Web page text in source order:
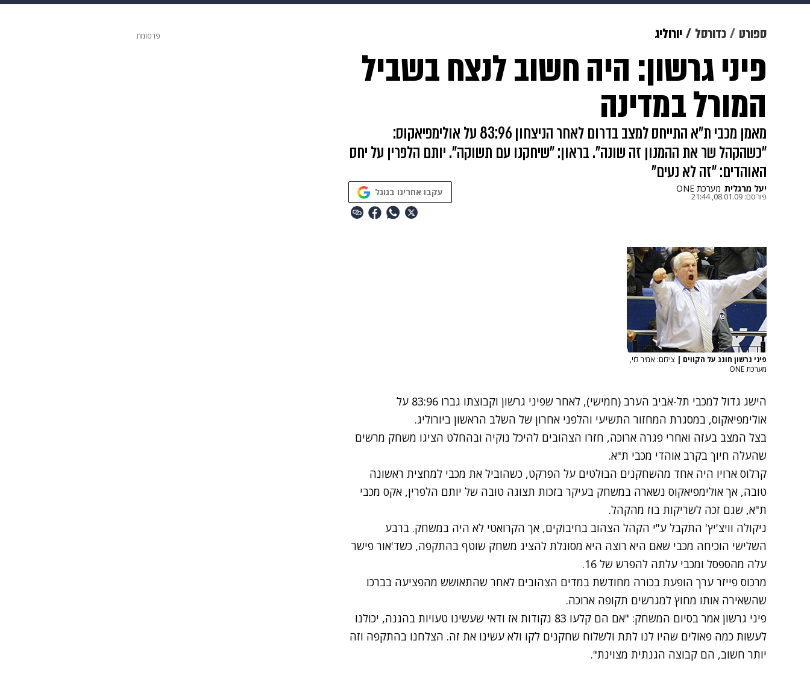
מוזיקה
דיגיטל גאווה ויוה משפט תשעה חודשים מתכונים פרויקטים מיוחדים
ספורט כדורסל יורוליג
פיני גרשון: היה חשוב לנצח בשביל
המורל במדינה
מאמן מכבי ת"א התייחס למצב בדרום לאחר הניצחון 83:96 על אולימפיאקוס:
"כשהקהל שר את ההמנון זה שונה". בראון: "שיחקנו עם תשוקה". יותם הלפרין על יחס
האוהדים: "זה לא נעים"
יעל מרגלית מערכת ONE
פורסם: 08.01.09, 21:44 עקבו אחרינו בגוגל
פיני גרשון חוגג על הקווים | צילום: אמיר לוי,
מערכת ONE
הישג גדול למכבי תל-אביב הערב (חמישי), לאחר שפיני גרשון וקבוצתו גברו 83:96 על
אולימפיאקוס, במסגרת המחזור התשיעי והלפני אחרון של השלב הראשון ביורוליג.
בצל המצב בעזה ואחרי פגרה ארוכה, חזרו הצהובים להיכל נוקיה ובהחלט הציגו משחק מרשים
שהעלה חיוך בקרב אוהדי מכבי ת"א.
קרלוס ארויו היה אחד מהשחקנים הבולטים על הפרקט, כשהוביל את מכבי למחצית ראשונה
טובה, אך אולימפיאקוס נשארה במשחק בעיקר בזכות תצוגה טובה של יותם הלפרין, אקס מכבי
ת"א, שגם זכה לשריקות בוז מהקהל.
ניקולה וויצ'יץ' התקבל ע"י הקהל הצהוב בחיבוקים, אך הקרואטי לא היה במשחק. ברבע
השלישי הוכיחה מכבי שאם היא רוצה היא מסוגלת להציג משחק שוטף בהתקפה, כשד'אור פישר
עלה מהספסל ומכבי עלתה להפרש של 16.
מרכוס פייזר ערך הופעת בכורה מחודשת במדים הצהובים לאחר שהתאושש מהפציעה בברכו
שהשאירה אותו מחוץ למגרשים תקופה ארוכה.
פיני גרשון אמר בסיום המשחק: "אם הם קלעו 83 נקודות אז ודאי שעשינו טעויות בהגנה, יכולנו
לעשות כמה פאולים שהיו לנו לתת ולשלוח שחקנים לקו ולא עשינו את זה. הצלחנו בהתקפה וזה
יותר חשוב, הם קבוצה הגנתית מצוינת".
פרסומת